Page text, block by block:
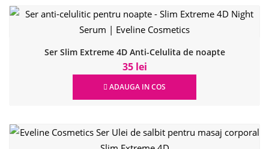
Ser Slim Extreme 4D Anti-Celulita de noapte
35 lei
ADAUGA IN COS